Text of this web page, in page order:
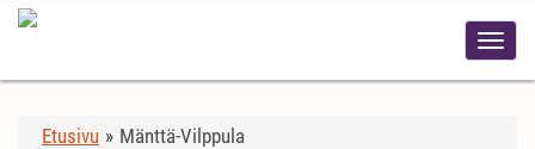
Etusivu » Mänttä-Vilppula